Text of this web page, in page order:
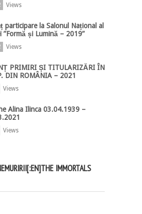
Views
participare la Salonul Național al
”Formă și Lumină – 2019”
Views
PRIMIRI ȘI TITULARIZĂRI ÎN
DIN ROMÂNIA – 2021
Views
Alina Ilinca 03.04.1939 –
Views
IMMORTALS